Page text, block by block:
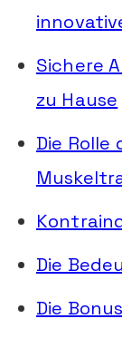
Sichere
zu Hause
Die Rolle
Die
Die